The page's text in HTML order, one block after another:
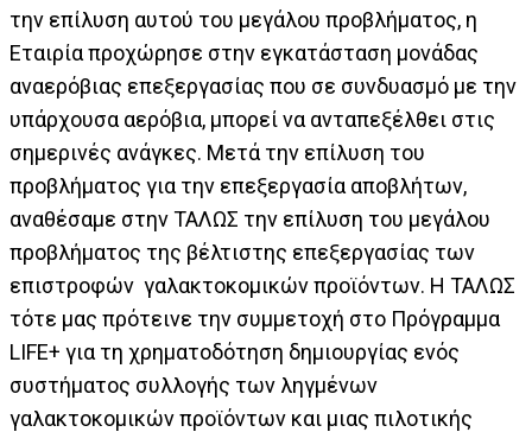
την επίλυση αυτού του μεγάλου προβλήματος, η
Εταιρία προχώρησε στην εγκατάσταση μονάδας
αναερόβιας επεξεργασίας που σε συνδυασμό με την
υπάρχουσα αερόβια, μπορεί να ανταπεξέλθει στις
σημερινές ανάγκες. Μετά την επίλυση του
προβλήματος για την επεξεργασία αποβλήτων,
αναθέσαμε στην ΤΑΛΩΣ την επίλυση του μεγάλου
προβλήματος της βέλτιστης επεξεργασίας των
επιστροφών γαλακτοκομικών προϊόντων. Η ΤΑΛΩΣ
τότε μας πρότεινε την συμμετοχή στο Πρόγραμμα
LIFE+ για τη χρηματοδότηση δημιουργίας ενός
συστήματος συλλογής των ληγμένων
γαλακτοκομικών προϊόντων και μιας πιλοτικής